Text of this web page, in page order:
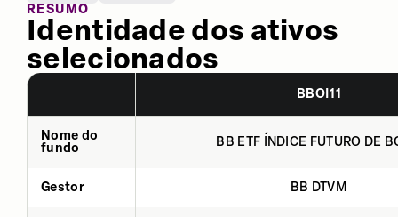
RESUMO
Identidade dos ativos
selecionados
BBOI11
Nome do
fundo
BB ETF ÍNDICE FUTURO DE
Gestor BB DTVM